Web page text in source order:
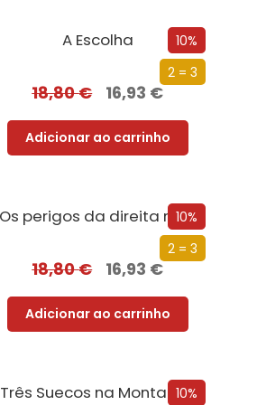
10%
2 = 3
A Escolha
18,80€ 16,93 €
Adicionar ao carrinho
10%
2 = 3
Os perigos da direita radical: Bolsonaro, Ventura e não só!
18,80€ 16,93 €
Adicionar ao carrinho
10%
Três Suecos na Montanha